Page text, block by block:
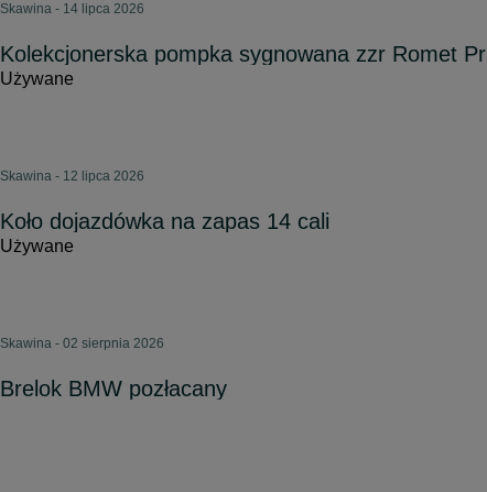
Skawina - 14 lipca 2026
Kolekcjonerska pompka sygnowana zzr Romet Prl
Używane
Skawina - 12 lipca 2026
Koło dojazdówka na zapas 14 cali
Używane
Skawina - 02 sierpnia 2026
Brelok BMW pozłacany